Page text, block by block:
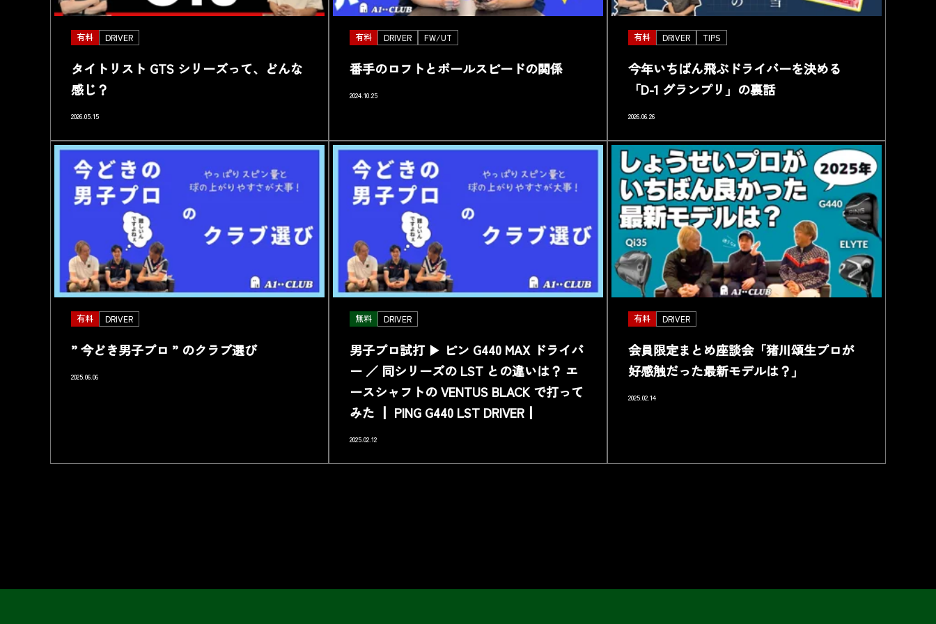
有料 DRIVER
タイトリスト GTS シリーズって、どんな
感じ？
2026.05.15
有料 DRIVER FW/UT
番手のロフトとボールスピードの関係
2024.10.25
有料 DRIVER TIPS
今年いちばん飛ぶドライバーを決める
「D-1 グランプリ」の裏話
2026.06.26
有料 DRIVER
” 今どき男子プロ ” のクラブ選び
2025.06.06
無料 DRIVER
男子プロ試打 ▶ ピン G440 MAX ドライバ
ー ／ 同シリーズの LST との違いは？ エ
ースシャフトの VENTUS BLACK で打って
みた ┃ PING G440 LST DRIVER┃
2025.02.12
有料 DRIVER
会員限定まとめ座談会「猪川頌生プロが
好感触だった最新モデルは？」
2025.02.14